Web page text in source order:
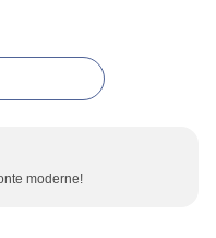
moderne!